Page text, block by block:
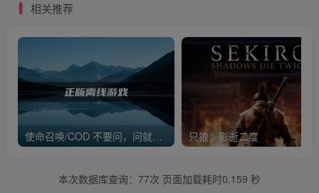
相关推荐
使命召唤/COD 不要问，问就回答没有 只狼：影逝二度
本次数据库查询：77次 页面加载耗时0.159 秒